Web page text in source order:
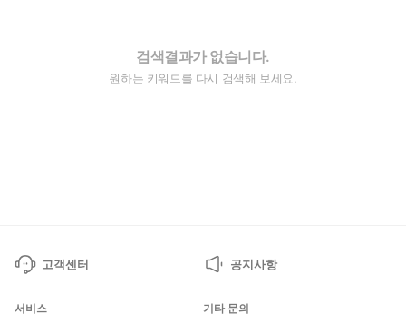
검색결과가 없습니다.
원하는 키워드를 다시 검색해 보세요.
고객센터 공지사항
서비스 기타 문의